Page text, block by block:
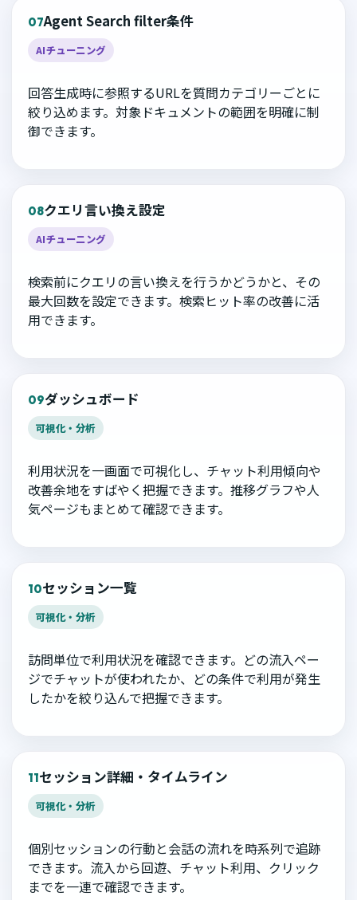
07Agent Search filter条件
AIチューニング
回答生成時に参照するURLを質問カテゴリーごとに
絞り込めます。対象ドキュメントの範囲を明確に制
御できます。
08クエリ言い換え設定
AIチューニング
検索前にクエリの言い換えを行うかどうかと、その
最大回数を設定できます。検索ヒット率の改善に活
用できます。
09ダッシュボード
可視化・分析
利用状況を一画面で可視化し、チャット利用傾向や
改善余地をすばやく把握できます。推移グラフや人
気ページもまとめて確認できます。
10セッション一覧
可視化・分析
訪問単位で利用状況を確認できます。どの流入ペー
ジでチャットが使われたか、どの条件で利用が発生
したかを絞り込んで把握できます。
11セッション詳細・タイムライン
可視化・分析
個別セッションの行動と会話の流れを時系列で追跡
できます。流入から回遊、チャット利用、クリック
までを一連で確認できます。